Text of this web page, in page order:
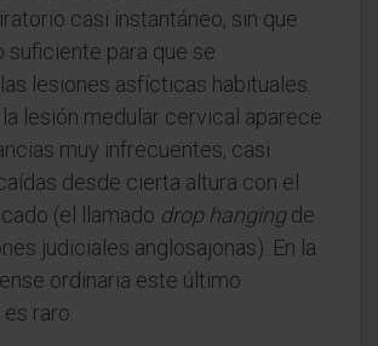
casi instantáneo, sin que
suficiente para que se
lesiones asfícticas habituales.
lesión medular cervical aparece
muy infrecuentes, casi
desde cierta altura con el
(el llamado drop hangingde
judiciales anglosajonas). En la
ordinaria este último
raro.